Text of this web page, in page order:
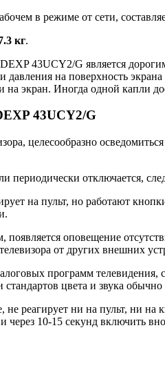
в режиме от сети,
кг.
43UCY2/G является
давления на поверхность
на экран. Иногда одной капли
43UCY2/G
целесообразно
отключается,
на пульт, но работают
оповещение
от других внешних
программ
цвета и звука
реагирует ни на пульт, ни на
через 10-15 секунд включить